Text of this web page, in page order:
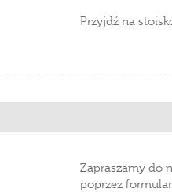
Przyjdź na
Zapraszamy do
poprzez